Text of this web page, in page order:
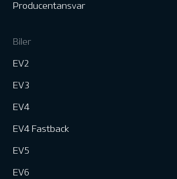
Producentansvar
Biler
EV2
EV3
EV4
EV4 Fastback
EV5
EV6